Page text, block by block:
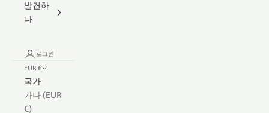
발견하
다
로그인
EUR €
국가
가나 (EUR
€)